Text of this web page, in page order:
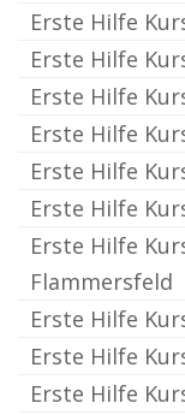
Erste Hilfe
Erste Hilfe
Erste Hilfe
Erste Hilfe
Erste Hilfe
Erste Hilfe
Erste Hilfe
Flammersfeld
Erste Hilfe
Erste Hilfe
Erste Hilfe